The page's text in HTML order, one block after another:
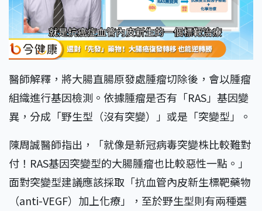
醫師解釋，將大腸直腸原發處腫瘤切除後，會以腫瘤
組織進行基因檢測。依據腫瘤是否有「RAS」基因變
異，分成「野生型（沒有突變）」或是「突變型」。
陳周誠醫師指出，「就像是新冠病毒突變株比較難對
付！RAS基因突變型的大腸腫瘤也比較惡性一點。」
面對突變型建議應該採取「抗血管內皮新生標靶藥物
（anti-VEGF）加上化療」，至於野生型則有兩種選